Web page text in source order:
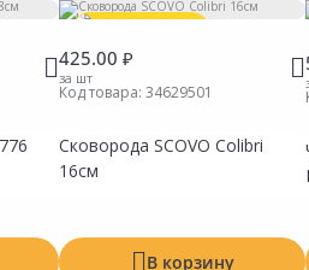
425.00 ₽
за шт
Код товара: 34629501
Сковорода SCOVO Colibri
16см
В корзину